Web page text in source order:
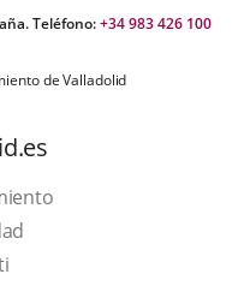
Teléfono:+34 983 426 100
de Valladolid